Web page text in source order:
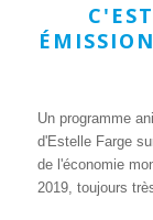
Un programme
d'Estelle Farge
de l'économie
2019, toujours